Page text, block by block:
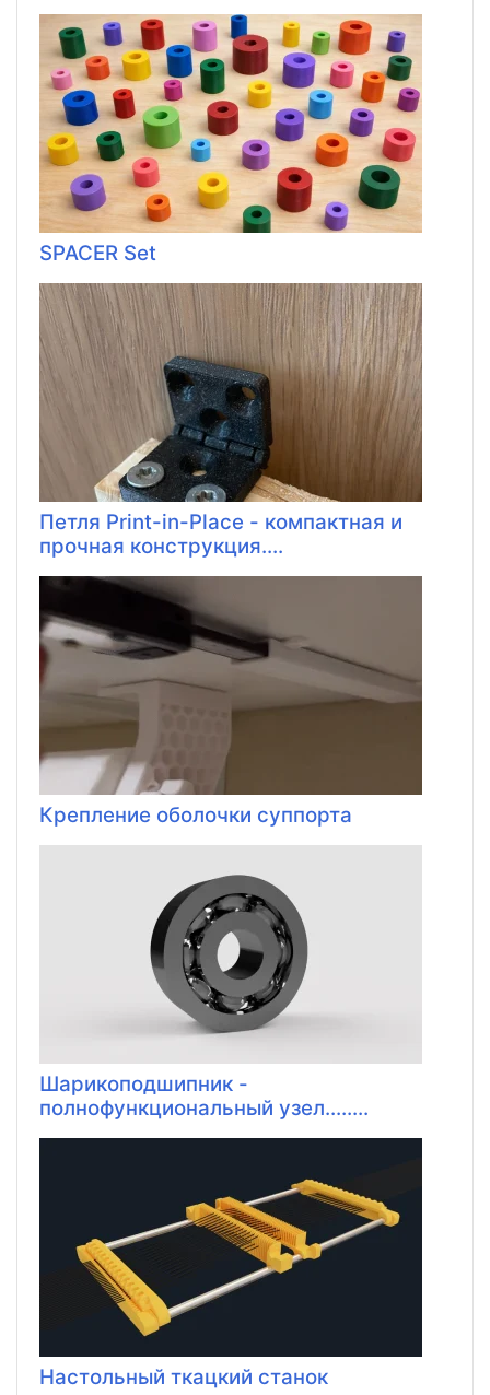
SPACER Set
Петля Print-in-Place - компактная и
прочная конструкция....
Крепление оболочки суппорта
Шарикоподшипник -
полнофункциональный узел........
Настольный ткацкий станок